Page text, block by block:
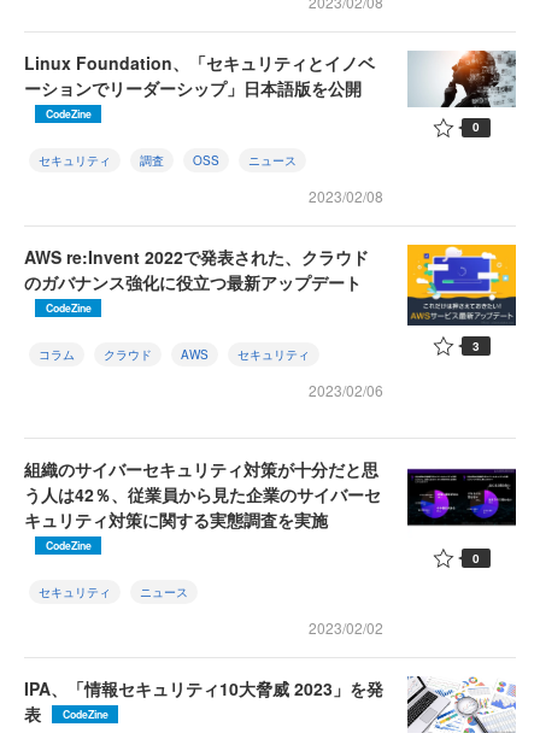
Linux Foundation、「セキュリティとイノベ
ーションでリーダーシップ」日本語版を公開
CodeZine
セキュリティ 調査 OSS ニュース
2023/02/08
0
AWS re:Invent 2022で発表された、クラウド
のガバナンス強化に役立つ最新アップデート
CodeZine
コラム クラウド AWS セキュリティ
2023/02/06
3
組織のサイバーセキュリティ対策が十分だと思
う人は42％、従業員から見た企業のサイバーセ
キュリティ対策に関する実態調査を実施
CodeZine
セキュリティ ニュース
2023/02/02
0
IPA、「情報セキュリティ10大脅威 2023」を発
表
CodeZine